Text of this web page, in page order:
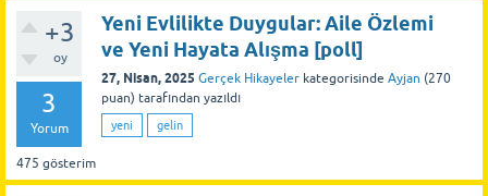
+3
oy
3
Yorum
475 gösterim
Yeni Evlilikte Duygular: Aile Özlemi
ve Yeni Hayata Alışma [poll]
27, Nisan, 2025 Gerçek Hikayeler kategorisinde Ayjan (270
puan) tarafından yazıldı
yeni gelin